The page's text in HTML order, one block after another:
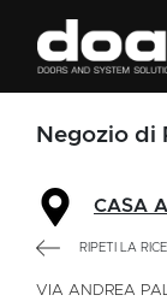
Negozio di
CASA
RIPETI LA
VIA ANDREA